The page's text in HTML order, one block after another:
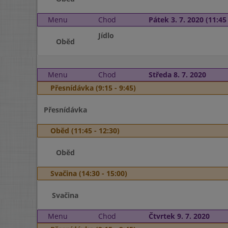
Menu Chod Pátek 3. 7. 2020
Oběd
Jídlo
Menu
Chod
Středa 8. 7. 2020
Přesnídávka (9:15 - 9:45)
Přesnídávka
Oběd (11:45 - 12:30)
Oběd
Svačina (14:30 - 15:00)
Svačina
Menu Chod
Čtvrtek 9. 7. 2020